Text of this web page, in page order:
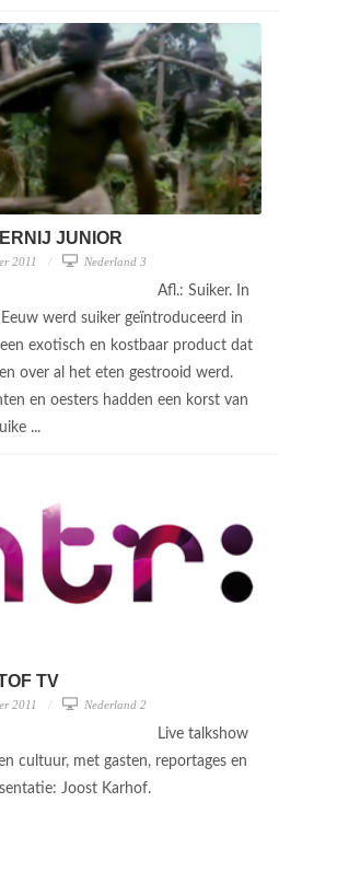
JUNIOR
2011 Nederland 3
Afl.: Suiker. In
werd suiker geïntroduceerd in
exotisch en kostbaar product dat
over al het eten gestrooid werd.
en oesters hadden een korst van
...
TV
2011 Nederland 2
Live talkshow
cultuur, met gasten, reportages en
Joost Karhof.